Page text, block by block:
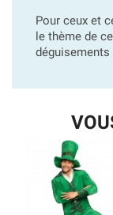
Pour ceux et
le thème de
déguisements